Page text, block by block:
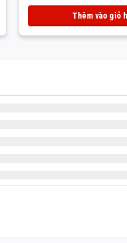
8.000¥.
tại
là:
Thêm vào giỏ